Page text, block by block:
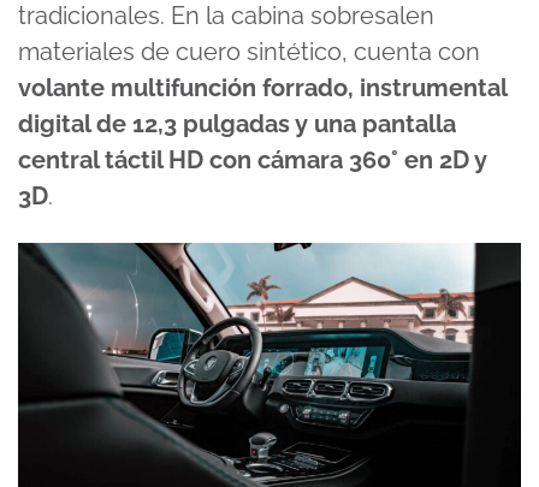
tradicionales. En la cabina sobresalen
materiales de cuero sintético, cuenta con
volante multifunción forrado, instrumental
digital de 12,3 pulgadas y una pantalla
central táctil HD con cámara 360° en 2D y
3D.